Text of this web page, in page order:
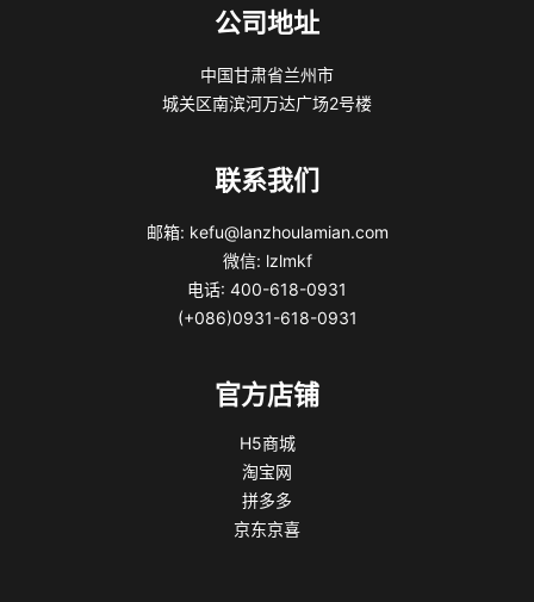
公司地址
中国甘肃省兰州市
城关区南滨河万达广场2号楼
联系我们
邮箱: kefu@lanzhoulamian.com
微信: lzlmkf
电话: 400-618-0931
(+086)0931-618-0931
官方店铺
H5商城
淘宝网
拼多多
京东京喜